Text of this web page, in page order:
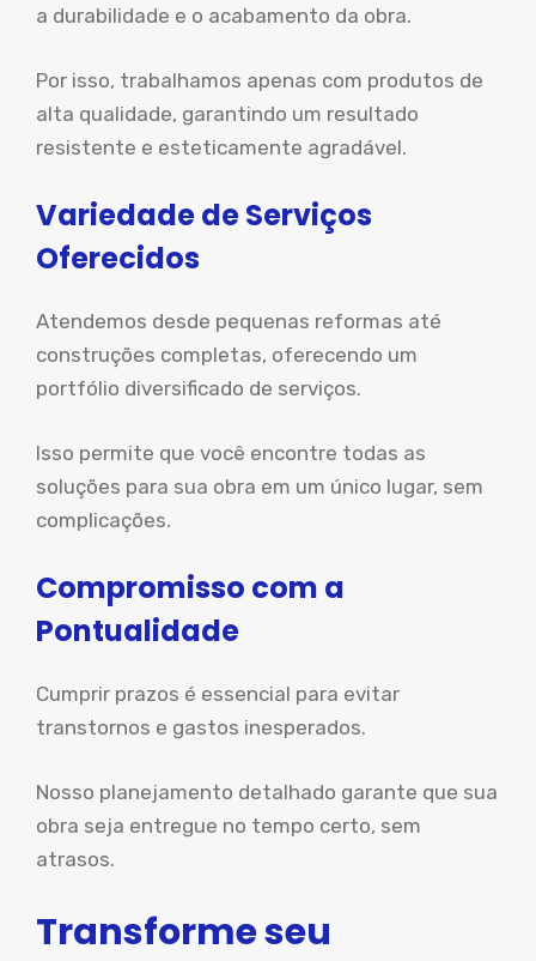
a durabilidade e o acabamento da obra.
Por isso, trabalhamos apenas com produtos de
alta qualidade, garantindo um resultado
resistente e esteticamente agradável.
Variedade de Serviços
Oferecidos
Atendemos desde pequenas reformas até
construções completas, oferecendo um
portfólio diversificado de serviços.
Isso permite que você encontre todas as
soluções para sua obra em um único lugar, sem
complicações.
Compromisso com a
Pontualidade
Cumprir prazos é essencial para evitar
transtornos e gastos inesperados.
Nosso planejamento detalhado garante que sua
obra seja entregue no tempo certo, sem
atrasos.
Transforme seu